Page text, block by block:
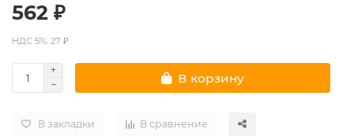
562 ₽
НДС 5%: 27 ₽
В корзину
В закладки В сравнение